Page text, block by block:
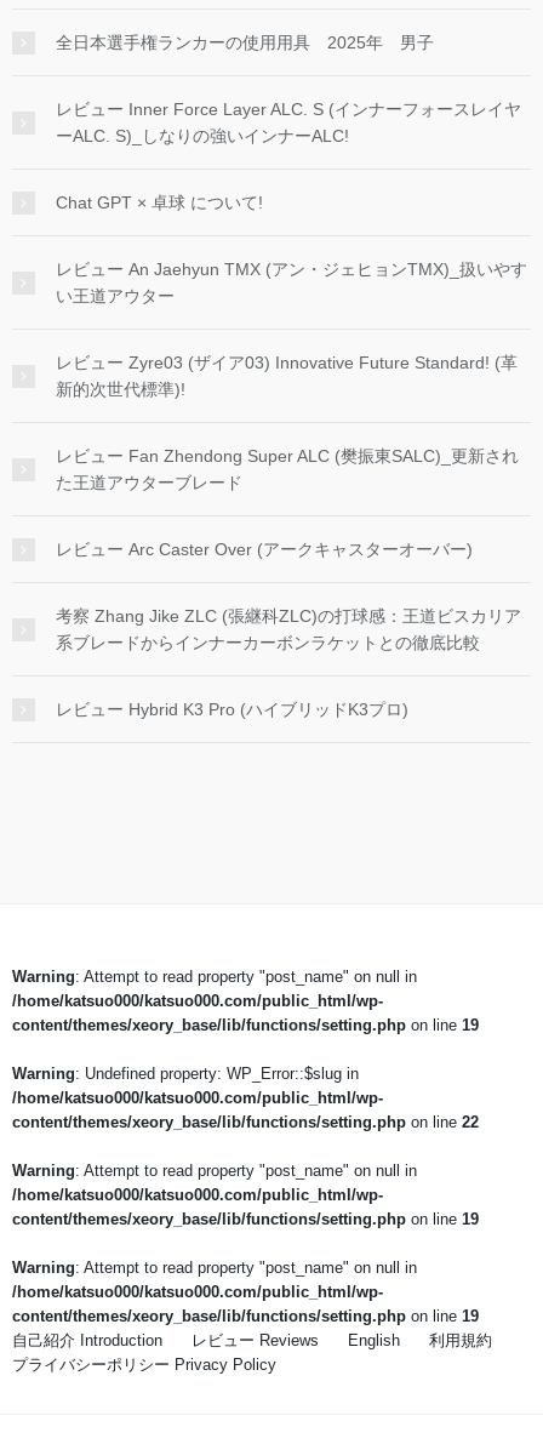
全日本選手権ランカーの使用用具 2025年 男子
レビュー Inner Force Layer ALC. S (インナーフォースレイヤ
ーALC. S)_しなりの強いインナーALC!
Chat GPT × 卓球 について!
レビュー An Jaehyun TMX (アン・ジェヒョンTMX)_扱いやす
い王道アウター
レビュー Zyre03 (ザイア03) Innovative Future Standard! (革
新的次世代標準)!
レビュー Fan Zhendong Super ALC (樊振東SALC)_更新され
た王道アウターブレード
レビュー Arc Caster Over (アークキャスターオーバー)
考察 Zhang Jike ZLC (張継科ZLC)の打球感：王道ビスカリア
系ブレードからインナーカーボンラケットとの徹底比較
レビュー Hybrid K3 Pro (ハイブリッドK3プロ)
Warning: Attempt to read property "post_name" on null in
/home/katsuo000/katsuo000.com/public_html/wp-
content/themes/xeory_base/lib/functions/setting.php on line 19
Warning: Undefined property: WP_Error::$slug in
/home/katsuo000/katsuo000.com/public_html/wp-
content/themes/xeory_base/lib/functions/setting.php on line 22
Warning: Attempt to read property "post_name" on null in
/home/katsuo000/katsuo000.com/public_html/wp-
content/themes/xeory_base/lib/functions/setting.php on line 19
Warning: Attempt to read property "post_name" on null in
/home/katsuo000/katsuo000.com/public_html/wp-
content/themes/xeory_base/lib/functions/setting.php on line 19
自己紹介 Introduction
レビュー Reviews English
利用規約
プライバシーポリシー Privacy Policy